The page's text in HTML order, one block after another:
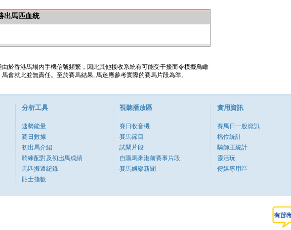
出馬匹血統
於香港馬場內手機信號頻繁，因此其他接收系統有可能受干擾而令模擬鳥瞰
會就此並無責任。至於賽馬結果, 馬迷應參考實際的賽馬片段為準。
分析工具
速勢能量
賽日數據
初出馬介紹
騎練配對及初岀馬成績
馬匹搬遷紀錄
貼士指數
視聽播放區
賽日收音機
賽馬節目
試閘片段
自購馬來港前賽事片段
賽馬娛樂新聞
實用資訊
賽馬日一般資訊
檔位統計
騎師王統計
靈活玩
傳媒專用區